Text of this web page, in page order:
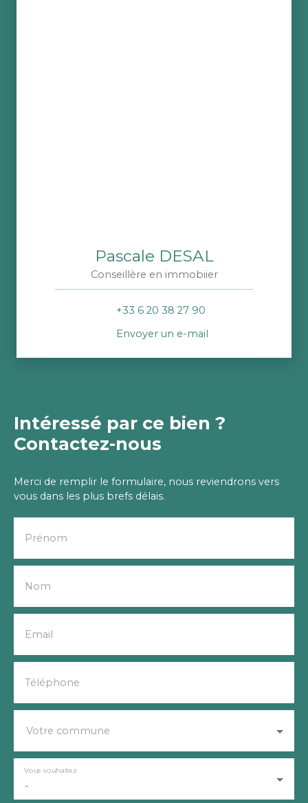
Pascale DESAL
Conseillère en immobiier
+33 6 20 38 27 90
Envoyer un e-mail
Intéressé par ce bien ?
Contactez-nous
Merci de remplir le formulaire, nous reviendrons vers
vous dans les plus brefs délais.
Prénom
Nom
Email
Téléphone
Votre commune
-
Vous souhaitez